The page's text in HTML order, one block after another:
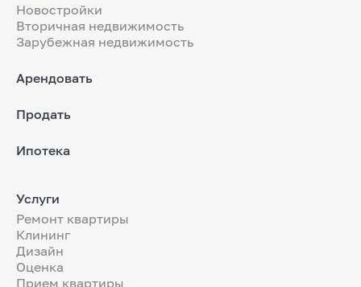
Новостройки
Вторичная недвижимость
Зарубежная недвижимость
Арендовать
Продать
Ипотека
Услуги
Ремонт квартиры
Клининг
Дизайн
Оценка
Прием квартиры